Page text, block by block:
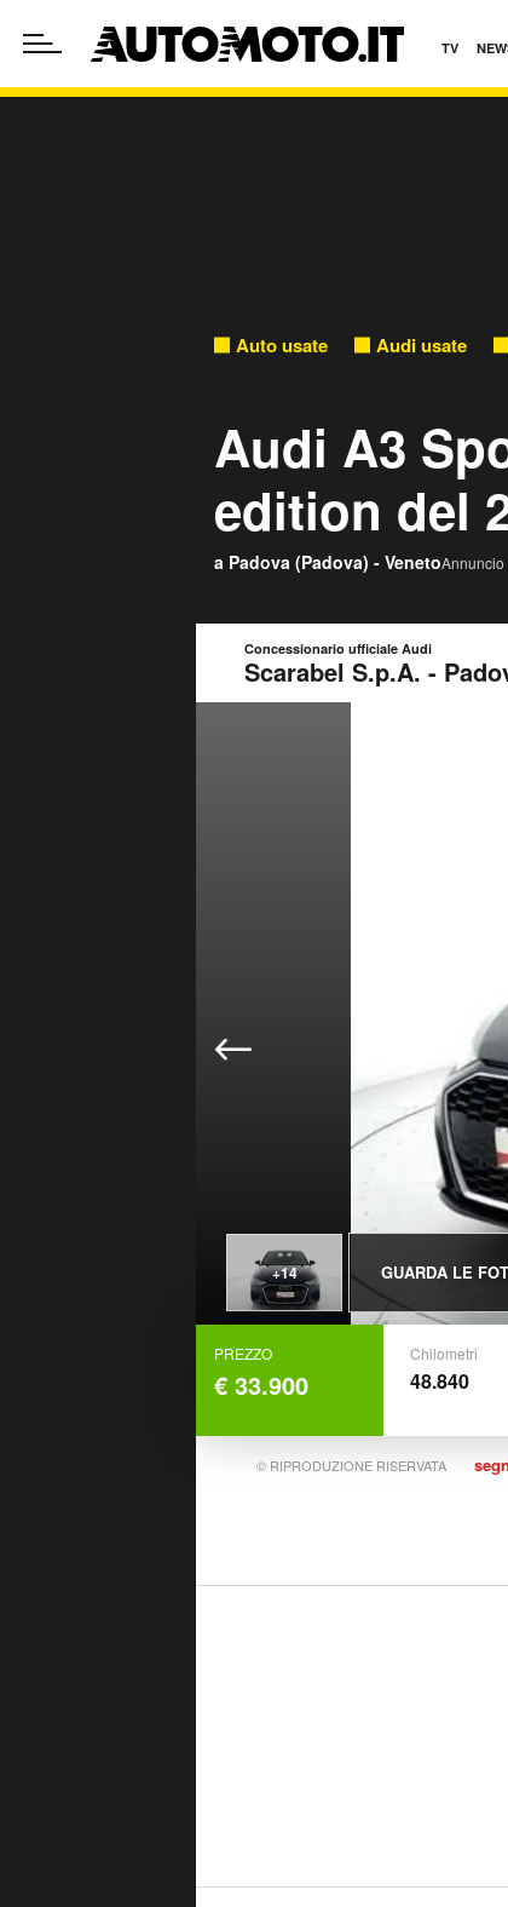
TV
Auto usate Audi usate
Audi A3
edition del
a Padova (Padova) - VenetoAnnuncio
Concessionario ufficiale Audi
Scarabel S.p.A. -
+14 GUARDA LE
PREZZO
€ 33.900
Chilometri
48.840
© RIPRODUZIONE RISERVATA